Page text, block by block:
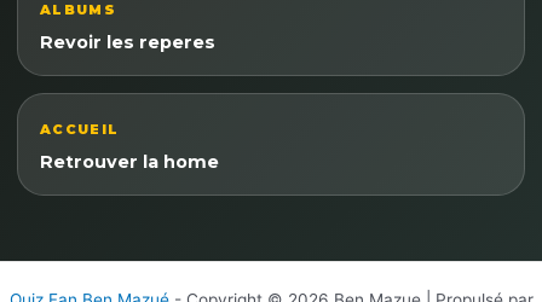
ALBUMS
Revoir les reperes
ACCUEIL
Retrouver la home